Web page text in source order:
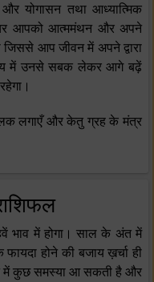
योगासन तथा आध्यात्मिक
आपको आत्ममंथन और अपने
आप जीवन में अपने द्वारा
में उनसे सबक लेकर आगे बढ़ें
लगाएँ और केतु ग्रह के मंत्र
भाव में होगा। साल के अंत में
होने की बजाय ख़र्चा ही
में कुछ समस्या आ सकती है और